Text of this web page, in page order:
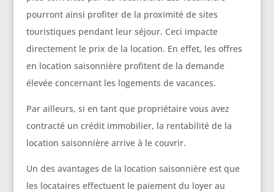
pourront ainsi profiter de la proximité de sites
touristiques pendant leur séjour. Ceci impacte
directement le prix de la location. En effet, les offres
en location saisonnière profitent de la demande
élevée concernant les logements de vacances.
Par ailleurs, si en tant que propriétaire vous avez
contracté un crédit immobilier, la rentabilité de la
location saisonnière arrive à le couvrir.
Un des avantages de la location saisonnière est que
les locataires effectuent le paiement du loyer au